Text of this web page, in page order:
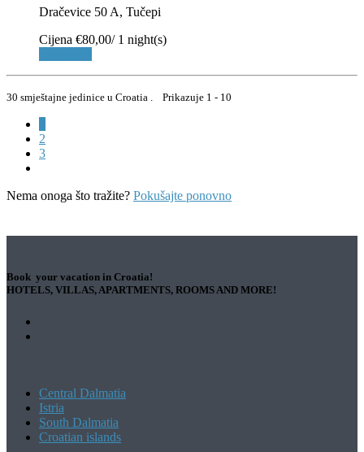
Dračevice 50 A, Tučepi
Cijena €80,00/ 1 night(s)
30 smještajne jedinice u Croatia . Prikazuje 1 - 10
2
3
Nema onoga što tražite? Pokušajte ponovno
Book your vacation in Croatia!
HOTELS, VILLAS, APARTMENTS, ROOMS AND MORE!
Central Dalmatia
Istria
South Dalmatia
Croatian islands